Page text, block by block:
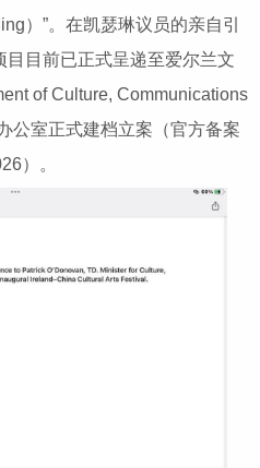
）”。在凯瑟琳议员的亲自引
目前已正式呈递至爱尔兰文
of Culture, Communications
公室正式建档立案（官方备案
）。